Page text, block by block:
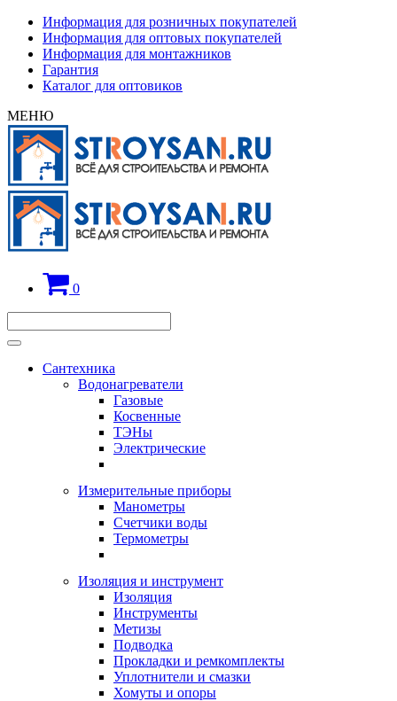
Информация для розничных покупателей
Информация для оптовых покупателей
Информация для монтажников
Гарантия
Каталог для оптовиков
МЕНЮ
0
Сантехника
Водонагреватели
Газовые
Косвенные
ТЭНы
Электрические
Измерительные приборы
Манометры
Счетчики воды
Термометры
Изоляция и инструмент
Изоляция
Инструменты
Метизы
Подводка
Прокладки и ремкомплекты
Уплотнители и смазки
Хомуты и опоры